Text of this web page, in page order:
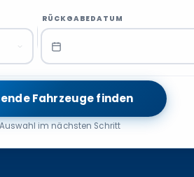
RÜCKGABEDATUM
Fahrzeuge finden
im nächsten Schritt